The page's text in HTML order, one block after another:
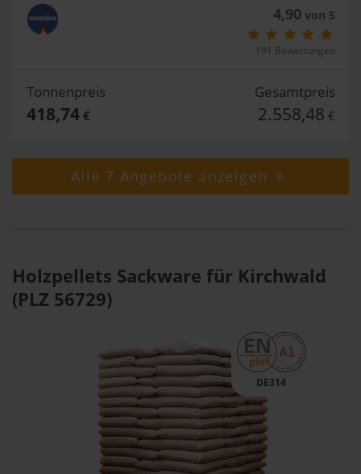
4,90 von 5
191 Bewertungen
Tonnenpreis
418,74€
Gesamtpreis
2.558,48 €
Alle 7 Angebote anzeigen
Holzpellets Sackware für Kirchwald
(PLZ 56729)
DE314